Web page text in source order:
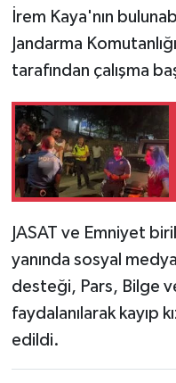
İrem Kaya'nın
Jandarma
tarafından çalışma
JASAT ve Emniyet
yanında sosyal
desteği, Pars, Bilge
faydalanılarak kayıp
edildi.